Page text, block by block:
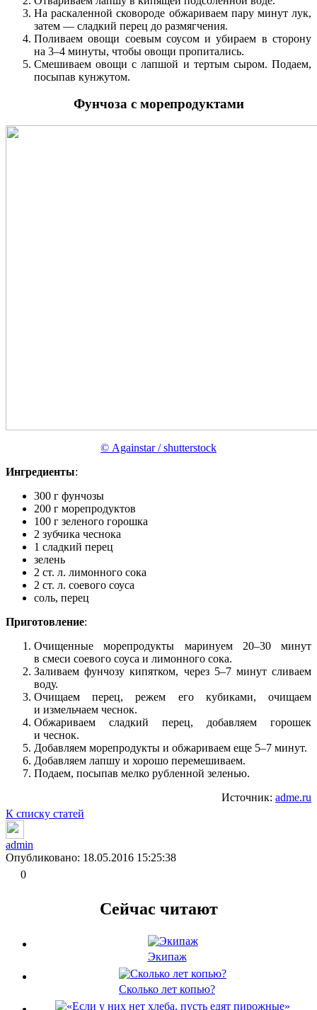
На раскаленной сковороде обжариваем пару минут лук,
затем — сладкий перец до размягчения.
Поливаем овощи соевым соусом и убираем в сторону
на 3–4 минуты, чтобы овощи пропитались.
Смешиваем овощи с лапшой и тертым сыром. Подаем,
посыпав кунжутом.
Фунчоза с морепродуктами
© Againstar / shutterstock
Ингредиенты:
300 г фунчозы
200 г морепродуктов
100 г зеленого горошка
2 зубчика чеснока
1 сладкий перец
зелень
2 ст. л. лимонного сока
2 ст. л. соевого соуса
соль, перец
Приготовление:
Очищенные морепродукты маринуем 20–30 минут
в смеси соевого соуса и лимонного сока.
Заливаем фунчозу кипятком, через 5–7 минут сливаем
воду.
Очищаем перец, режем его кубиками, очищаем
и измельчаем чеснок.
Обжариваем сладкий перец, добавляем горошек
и чеснок.
Добавляем морепродукты и обжариваем еще 5–7 минут.
Добавляем лапшу и хорошо перемешиваем.
Подаем, посыпав мелко рубленной зеленью.
Источник: adme.ru
К списку статей
admin
Опубликовано: 18.05.2016 15:25:38
0
Сейчас читают
Экипаж
Сколько лет копью?